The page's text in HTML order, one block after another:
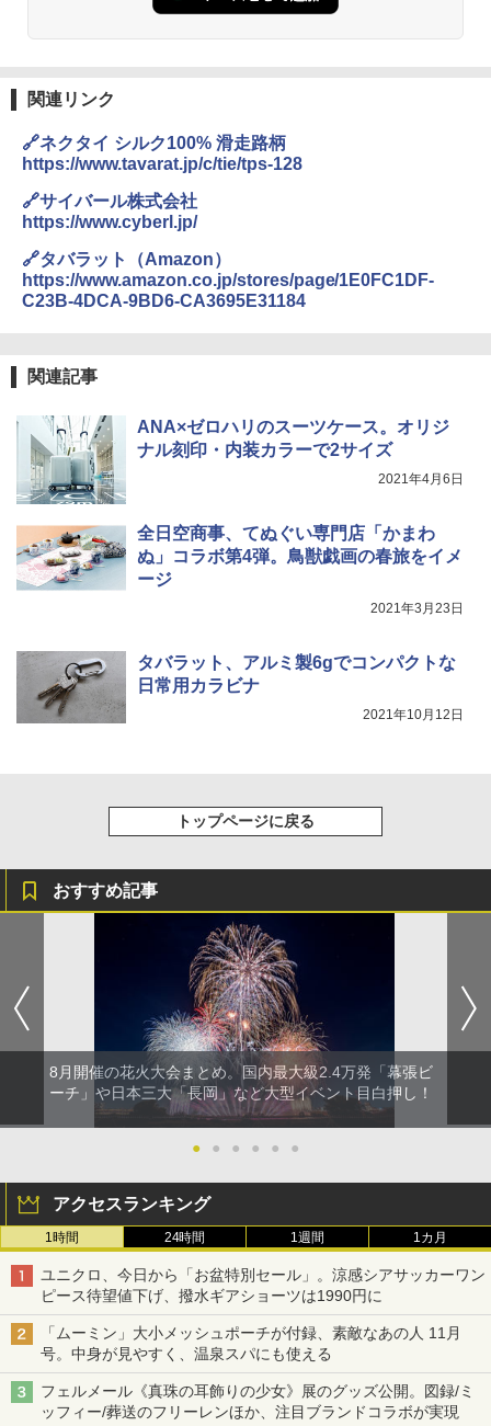
関連リンク
🔗ネクタイ シルク100% 滑走路柄
https://www.tavarat.jp/c/tie/tps-128
🔗サイバール株式会社
https://www.cyberl.jp/
🔗タバラット（Amazon）
https://www.amazon.co.jp/stores/page/1E0FC1DF-
C23B-4DCA-9BD6-CA3695E31184
関連記事
ANA×ゼロハリのスーツケース。オリジ
ナル刻印・内装カラーで2サイズ
2021年4月6日
全日空商事、てぬぐい専門店「かまわ
ぬ」コラボ第4弾。鳥獣戯画の春旅をイメ
ージ
2021年3月23日
タバラット、アルミ製6gでコンパクトな
日常用カラビナ
2021年10月12日
トップページに戻る
おすすめ記事
8月開催の花火大会まとめ。国内最大級2.4万発「幕張ビ
ーチ」や日本三大「長岡」など大型イベント目白押し！
● ● ● ● ● ●
アクセスランキング
1時間 24時間 1週間 1カ月
ユニクロ、今日から「お盆特別セール」。涼感シアサッカーワン
ピース待望値下げ、撥水ギアショーツは1990円に
「ムーミン」大小メッシュポーチが付録、素敵なあの人 11月
号。中身が見やすく、温泉スパにも使える
フェルメール《真珠の耳飾りの少女》展のグッズ公開。図録/ミ
ッフィー/葬送のフリーレンほか、注目ブランドコラボが実現